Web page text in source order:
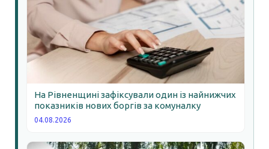
На Рівненщині зафіксували один із найнижчих
показників нових боргів за комуналку
04.08.2026